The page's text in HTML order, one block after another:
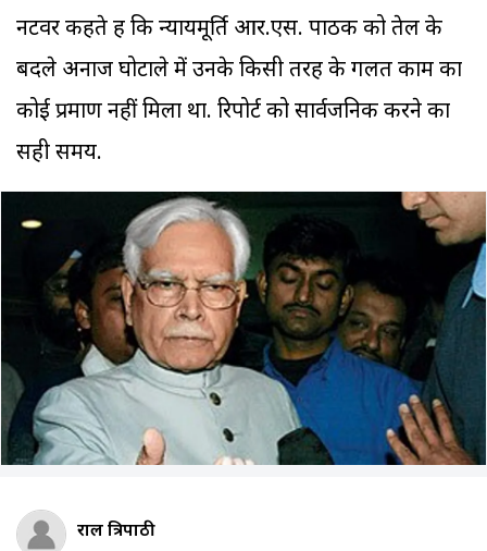
नटवर कहते हैं कि न्यायमूर्ति आर.एस. पाठक को तेल के
बदले अनाज घोटाले में उनके किसी तरह के गलत काम का
कोई प्रमाण नहीं मिला था. रिपोर्ट को सार्वजनिक करने का
सही समय.
राहुल त्रिपाठी